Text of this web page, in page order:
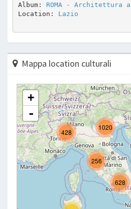
Album: ROMA - Architettura
Location: Lazio
Mappa location culturali